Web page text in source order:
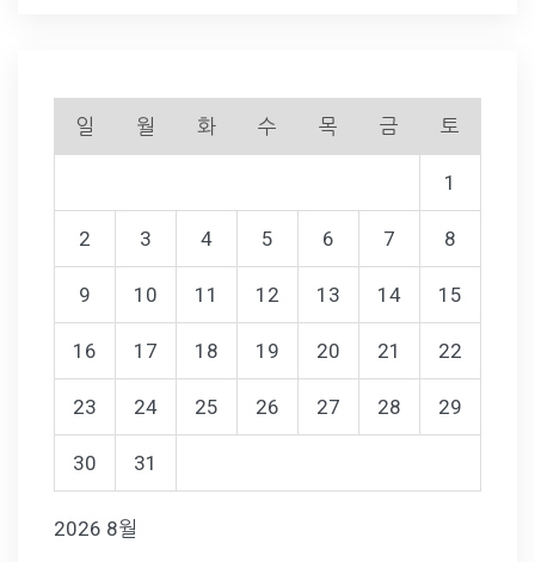
2026 8월
일 월 화 수 목 금 토
1
2 3 4 5 6 7 8
9 10 11 12 13 14 15
16 17 18 19 20 21 22
23 24 25 26 27 28 29
30 31